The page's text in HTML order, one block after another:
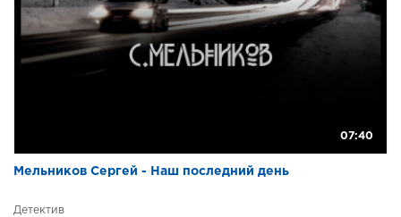
07:40
Мельников Сергей - Наш последний день
Детектив